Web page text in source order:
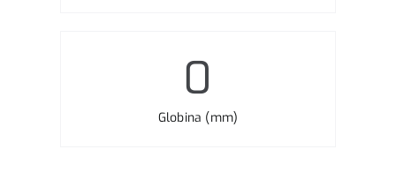
0
Globina (mm)